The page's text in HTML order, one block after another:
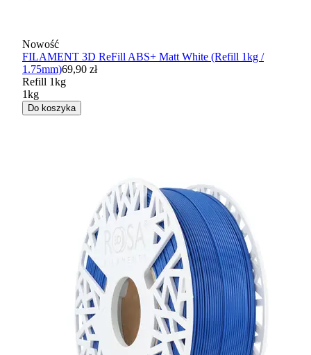
Nowość
FILAMENT 3D ReFill ABS+ Matt White (Refill 1kg /
1.75mm)69,90 zł
Refill 1kg
1kg
Do koszyka